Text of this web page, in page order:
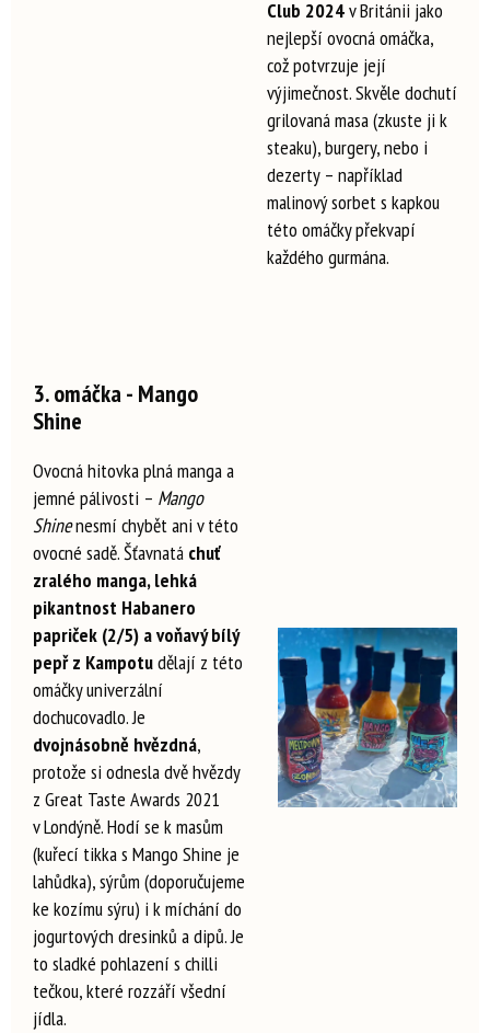
Club 2024v Británii jako
nejlepší ovocná omáčka,
což potvrzuje její
výjimečnost. Skvěle dochutí
grilovaná masa (zkuste ji k
steaku), burgery, nebo i
dezerty – například
malinový sorbet s kapkou
této omáčky překvapí
každého gurmána.
3. omáčka - Mango
Shine
Ovocná hitovka plná manga a
jemné pálivosti – Mango
Shinenesmí chybět ani v této
ovocné sadě. Šťavnatá chuť
zralého manga, lehká
pikantnost Habanero
papriček (2/5) a voňavý bílý
pepř z Kampotudělají z této
omáčky univerzální
dochucovadlo.Je
dvojnásobně hvězdná,
protože si odnesla dvě hvězdy
z Great Taste Awards 2021
v Londýně.Hodí se k masům
(kuřecí tikka s Mango Shine je
lahůdka), sýrům (doporučujeme
ke kozímu sýru) i k míchání do
jogurtových dresinků a dipů. Je
to sladké pohlazení s chilli
tečkou, které rozzáří všední
jídla.